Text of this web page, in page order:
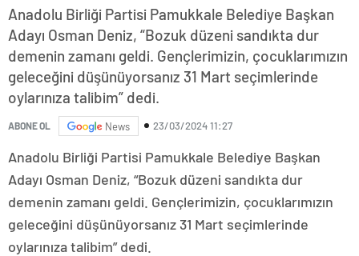
Anadolu Birliği Partisi Pamukkale Belediye Başkan
Adayı Osman Deniz, “Bozuk düzeni sandıkta dur
demenin zamanı geldi. Gençlerimizin, çocuklarımızın
geleceğini düşünüyorsanız 31 Mart seçimlerinde
oylarınıza talibim” dedi.
ABONE OL News 23/03/2024 11:27
Anadolu Birliği Partisi Pamukkale Belediye Başkan
Adayı Osman Deniz, “Bozuk düzeni sandıkta dur
demenin zamanı geldi. Gençlerimizin, çocuklarımızın
geleceğini düşünüyorsanız 31 Mart seçimlerinde
oylarınıza talibim” dedi.